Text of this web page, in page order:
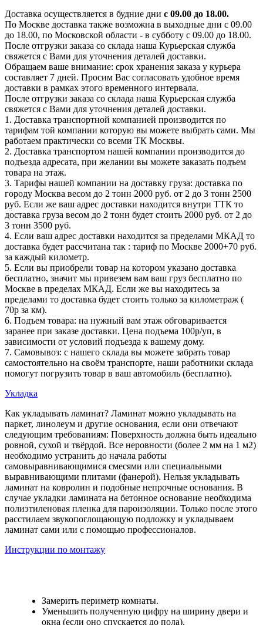
Доставка осуществляется в будние дни с 09.00 до 18.00.
По Москве доставка также возможна в выходные дни с 09.00
до 18.00, по Московской области - в субботу с 09.00 до 18.00.
После отгрузки заказа со склада наша Курьерская служба
свяжется с Вами для уточнения деталей доставки.
Обращаем ваше внимание: срок хранения заказа у курьера
составляет 7 дней. Просим Вас согласовать удобное время
доставки в рамках этого временного интервала.
После отгрузки заказа со склада наша Курьерская служба
свяжется с Вами для уточнения деталей доставки.
1. Доставка транспортной компанией производится по
тарифам той компании которую вы можете выбрать сами. Мы
работаем практически со всеми ТК Москвы.
2. Доставка транспортом нашей компании производится до
подъезда адресата, при желании вы можете заказать подъем
товара на этаж.
3. Тарифы нашей компании на доставку груза: доставка по
городу Москва весом до 2 тонн 2000 руб. от 2 до 3 тонн 2500
руб. Если же ваш адрес доставки находится внутри ТТК то
доставка груза весом до 2 тонн будет стоить 2000 руб. от 2 до
3 тонн 3500 руб.
4. Если ваш адрес доставки находится за пределами МКАД то
доставка будет рассчитана так : тариф по Москве 2000+70 руб.
за каждый километр.
5. Если вы приобрели товар на котором указано доставка
бесплатно, значит мы привезем вам ваш груз бесплатно по
Москве в пределах МКАД. Если же вы находитесь за
пределами то доставка будет стоить только за километраж (
70р за км).
6. Подъем товара: на нужный вам этаж обговаривается
заранее при заказе доставки. Цена подъема 100р/уп, в
зависимости от условий подъезда к вашему дому.
7. Самовывоз: с нашего склада вы можете забрать товар
самостоятельно на своём транспорте, наши работники склада
помогут погрузить товар в ваш автомобиль (бесплатно).
Укладка
Как укладывать ламинат? Ламинат можно укладывать на
паркет, линолеум и другие основания, если они отвечают
следующим требованиям: Поверхность должна быть идеально
ровной, сухой и твёрдой. Все неровности (более 2 мм на 1 м2)
необходимо устранить до начала работы
самовыравнивающимися смесями или специальными
выравнивающими плитами (фанерой). Нельзя укладывать
ламинат на ковролин и подобные непрочные основания. В
случае укладки ламината на бетонное основание необходима
полиэтиленовая пленка для пароизоляции. Только после этого
расстилаем звукопоглощающую подложку и укладываем
ламинат сами или с помощью профессионалов.
Инструкции по монтажу
Замерить периметр комнаты.
Уменьшить полученную цифру на ширину двери и
окна (если оно спускается до пола).